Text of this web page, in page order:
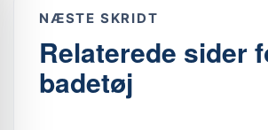
NÆSTE SKRIDT
Relaterede sider
badetøj